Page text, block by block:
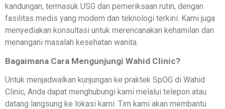
kandungan, termasuk USG dan pemeriksaan rutin, dengan
fasilitas medis yang modern dan teknologi terkini. Kami juga
menyediakan konsultasi untuk merencanakan kehamilan dan
menangani masalah kesehatan wanita.
Bagaimana Cara Mengunjungi Wahid Clinic?
Untuk menjadwalkan kunjungan ke praktek SpOG di Wahid
Clinic, Anda dapat menghubungi kami melalui telepon atau
datang langsung ke lokasi kami. Tim kami akan membantu